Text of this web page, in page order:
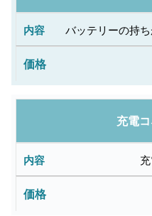
容
修
理
バッテリーの持
充電